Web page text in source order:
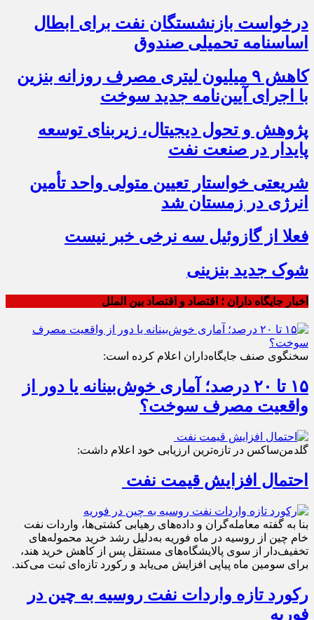
درخواست بازنشستگان نفت برای ابطال
اساسنامه تحمیلی صندوق
کاهش ۹ میلیون لیتری مصرف روزانه بنزین
با اجرای آیین‌نامه جدید سوخت
پژوهش و تحول دیجیتال، زیربنای توسعه
پایدار در صنعت نفت
شریعتی خواستار تعیین متولی واحد تأمین
انرژی در زمستان شد
فعلا از گازوئیل سه نرخی خبر نیست
شوک جدید بنزینی
اخبار جایگاه داران ؛ اقتصاد و اقتصاد بین الملل
سخنگوی صنف جایگاه‌داران اعلام کرده است:
۱۵ تا ۲۰ درصد؛ آماری خوش‌بینانه یا دور از
واقعیت مصرف سوخت؟
گلدمن‌ساکس در تازه‌ترین ارزیابی خود اعلام داشت:
احتمال افزایش قیمت نفت
بنا به گفته معامله‌گران و داده‌های رهیابی کشتی‌ها، واردات نفت
خام چین از روسیه در ماه فوریه به‌دلیل رشد خرید محموله‌های
تخفیف‌دار از سوی پالایشگاه‌های مستقل پس از کاهش خرید هند،
برای سومین ماه پیاپی افزایش می‌یابد و رکورد تازه‌ای ثبت می‌کند.
رکورد تازه واردات نفت روسیه به چین در
فوریه